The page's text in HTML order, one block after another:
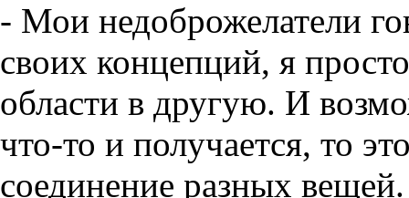
- Мои недоброжелатели
своих концепций, я
области в другую. И
что-то и получается, то
соединение разных